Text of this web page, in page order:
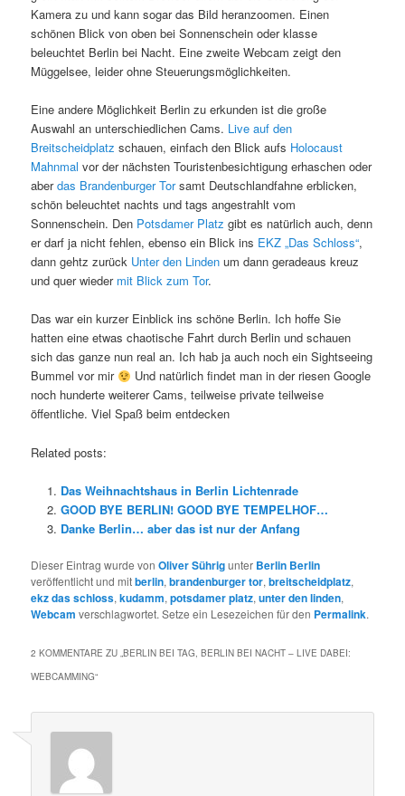
Kamera zu und kann sogar das Bild heranzoomen. Einen
schönen Blick von oben bei Sonnenschein oder klasse
beleuchtet Berlin bei Nacht. Eine zweite Webcam zeigt den
Müggelsee, leider ohne Steuerungsmöglichkeiten.
Eine andere Möglichkeit Berlin zu erkunden ist die große
Auswahl an unterschiedlichen Cams. Live auf den
Breitscheidplatzschauen, einfach den Blick aufs Holocaust
Mahnmal vor der nächsten Touristenbesichtigung erhaschen oder
aberdas Brandenburger Torsamt Deutschlandfahne erblicken,
schön beleuchtet nachts und tags angestrahlt vom
Sonnenschein. Den Potsdamer Platz gibt es natürlich auch, denn
er darf ja nicht fehlen, ebenso ein Blick ins EKZ „Das Schloss“,
dann gehtz zurück Unter den Linden um dann geradeaus kreuz
und quer wieder mit Blick zum Tor.
Das war ein kurzer Einblick ins schöne Berlin. Ich hoffe Sie
hatten eine etwas chaotische Fahrt durch Berlin und schauen
sich das ganze nun real an. Ich hab ja auch noch ein Sightseeing
Bummel vor mir
Und natürlich findet man in der riesen Google
noch hunderte weiterer Cams, teilweise private teilweise
öffentliche. Viel Spaß beim entdecken
Related posts:
Das Weihnachtshaus in Berlin Lichtenrade
GOOD BYE BERLIN! GOOD BYE TEMPELHOF…
Danke Berlin… aber das ist nur der Anfang
Dieser Eintrag wurde vonOliver Sührigunter Berlin Berlin
veröffentlicht und mitberlin,brandenburger tor,breitscheidplatz,
ekz das schloss,kudamm,potsdamer platz,unter den linden,
Webcam verschlagwortet. Setze ein Lesezeichen für den Permalink.
2 KOMMENTARE ZU „BERLIN BEI TAG, BERLIN BEI NACHT – LIVE DABEI:
WEBCAMMING“